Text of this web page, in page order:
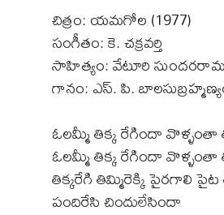
చిత్రం: యమగోల (1977)
సంగీతం: కె. చక్రవర్తి
సాహిత్యం: వేటూరి
గానం: ఎస్. పి.
ఓలమ్మీ తిక్క రేగిందా వొళ్ళంతా
ఓలమ్మీ తిక్క రేగిందా వొళ్ళంతా
తిక్కరేగి తిమ్మిరెక్కి పైరగాలి
పందిరేసి చిందులేసిందా